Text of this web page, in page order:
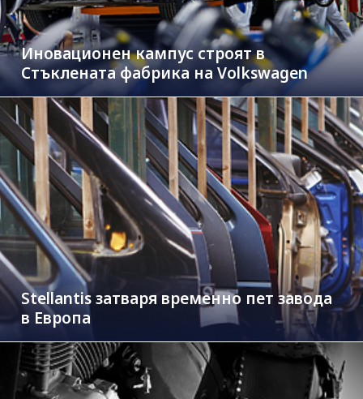
Иновационен кампус строят в
Стъклената фабрика на Volkswagen
Stellantis затваря временно пет завода
в Европа